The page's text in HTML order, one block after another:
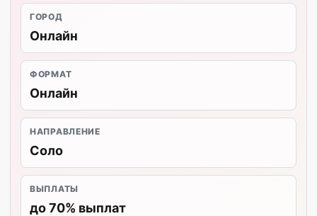
ГОРОД
Онлайн
ФОРМАТ
Онлайн
НАПРАВЛЕНИЕ
Соло
ВЫПЛАТЫ
до 70% выплат